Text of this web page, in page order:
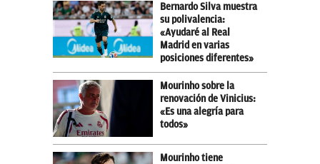
Bernardo Silva muestra
su polivalencia:
«Ayudaré al Real
Madrid en varias
posiciones diferentes»
Mourinho sobre la
renovación de Vinicius:
«Es una alegría para
todos»
Mourinho tiene